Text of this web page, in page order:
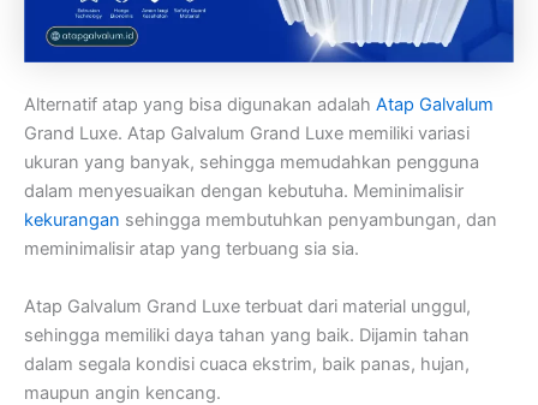
Alternatif atap yang bisa digunakan adalah Atap Galvalum
Grand Luxe. Atap Galvalum Grand Luxe memiliki variasi
ukuran yang banyak, sehingga memudahkan pengguna
dalam menyesuaikan dengan kebutuha. Meminimalisir
kekurangan sehingga membutuhkan penyambungan, dan
meminimalisir atap yang terbuang sia sia.
Atap Galvalum Grand Luxe terbuat dari material unggul,
sehingga memiliki daya tahan yang baik. Dijamin tahan
dalam segala kondisi cuaca ekstrim, baik panas, hujan,
maupun angin kencang.